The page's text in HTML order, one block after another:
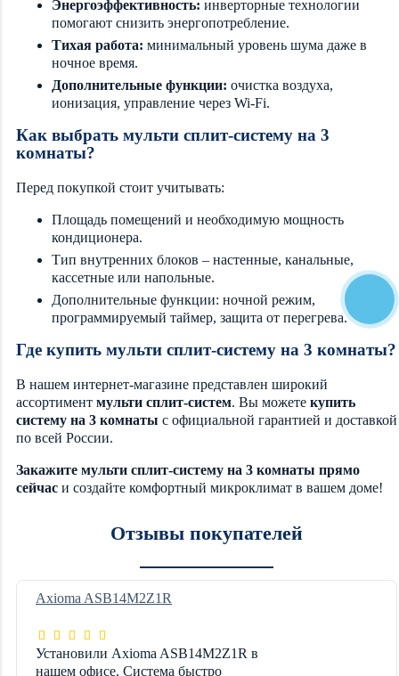
Энергоэффективность: инверторные технологии
помогают снизить энергопотребление.
Тихая работа: минимальный уровень шума даже в
ночное время.
Дополнительные функции: очистка воздуха,
ионизация, управление через Wi-Fi.
Как выбрать мульти сплит-систему на 3
комнаты?
Перед покупкой стоит учитывать:
Площадь помещений и необходимую мощность
кондиционера.
Тип внутренних блоков – настенные, канальные,
кассетные или напольные.
Дополнительные функции: ночной режим,
программируемый таймер, защита от перегрева.
Где купить мульти сплит-систему на 3 комнаты?
В нашем интернет-магазине представлен широкий
ассортимент мульти сплит-систем. Вы можете купить
систему на 3 комнаты с официальной гарантией и доставкой
по всей России.
Закажите мульти сплит-систему на 3 комнаты прямо
сейчас и создайте комфортный микроклимат в вашем доме!
Отзывы покупателей
Axioma ASB14M2Z1R
Установили Axioma ASB14M2Z1R в
нашем офисе. Система быстро